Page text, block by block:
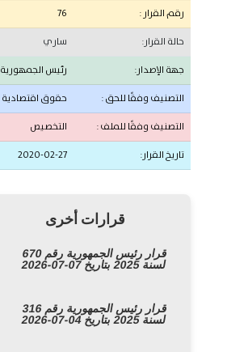
رقم القرار :
76
حالة القرار:
ساري
جهة الإصدار:
رئيس الجمهورية
التصنيف وفقًا للحق :
حقوق اقتصادية
التصنيف وفقًا للملف :
التخصيص
تاريخ القرار:
2020-02-27
قرارات أخرى
قرار رئيس الجمهورية رقم 670
لسنة 2025 بتاريخ 07-07-2026
قرار رئيس الجمهورية رقم 316
لسنة 2025 بتاريخ 04-07-2026